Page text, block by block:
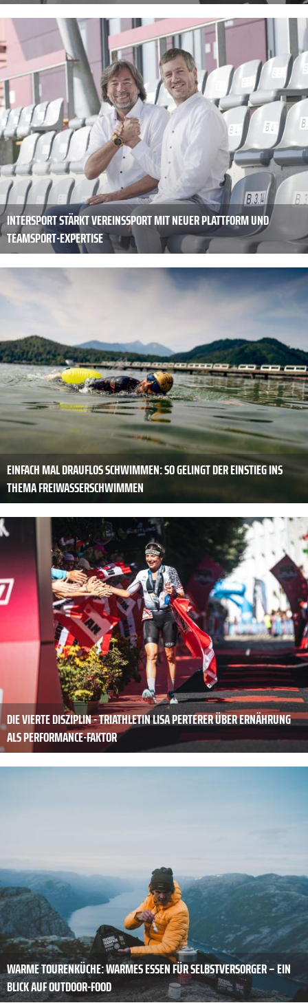
INTERSPORT STÄRKT VEREINSSPORT MIT NEUER PLATTFORM UND
TEAMSPORT-EXPERTISE
EINFACH MAL DRAUFLOS SCHWIMMEN: SO GELINGT DER EINSTIEG INS
THEMA FREIWASSERSCHWIMMEN
DIE VIERTE DISZIPLIN - TRIATHLETIN LISA PERTERER ÜBER ERNÄHRUNG
ALS PERFORMANCE-FAKTOR
WARME TOURENKÜCHE: WARMES ESSEN FÜR SELBSTVERSORGER – EIN
BLICK AUF OUTDOOR-FOOD